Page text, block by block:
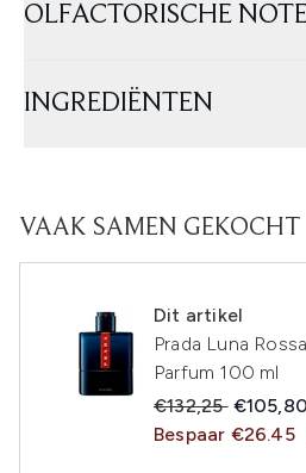
OLFACTORISCHE
INGREDIËNTEN
VAAK SAMEN GEKOCHT
Dit artikel
Prada Luna
Parfum 100 ml
Recommended
€132,25 Huidige
€105,80
Bespaar €26.45